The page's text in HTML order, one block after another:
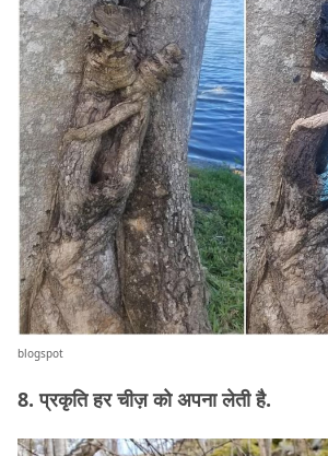
blogspot
8. प्रकृति हर चीज़ को अपना लेती है.